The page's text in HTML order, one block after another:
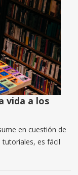
vida a los
en cuestión de
es fácil